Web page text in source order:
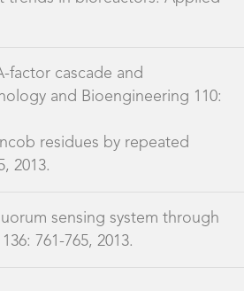
factor cascade and
and Bioengineering 110:
residues by repeated
2013.
sensing system through
761-765, 2013.